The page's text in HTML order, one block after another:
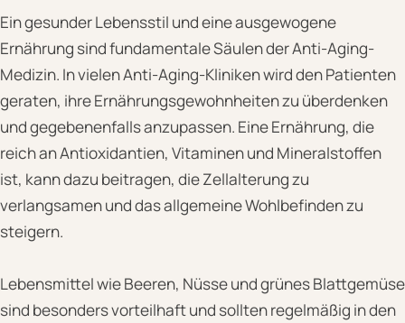
Ein gesunder Lebensstil und eine ausgewogene
Ernährung sind fundamentale Säulen der Anti-Aging-
Medizin. In vielen Anti-Aging-Kliniken wird den Patienten
geraten, ihre Ernährungsgewohnheiten zu überdenken
und gegebenenfalls anzupassen. Eine Ernährung, die
reich an Antioxidantien, Vitaminen und Mineralstoffen
ist, kann dazu beitragen, die Zellalterung zu
verlangsamen und das allgemeine Wohlbefinden zu
steigern.
Lebensmittel wie Beeren, Nüsse und grünes Blattgemüse
sind besonders vorteilhaft und sollten regelmäßig in den